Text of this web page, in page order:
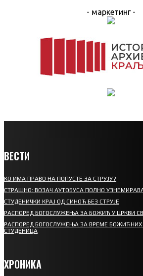
- маркетинг -
ВЕСТИ
КО ИМА ПРАВО НА ПОПУСТЕ ЗА СТРУЈУ?
СТРАШНО: ВОЗАЧ АУТОБУСА ПОЛНО
СТУДЕНИЧКИ КРАЈ ОД СИНОЋ БЕЗ СТРУЈЕ
РАСПОРЕД БОГОСЛУЖЕЊА ЗА БОЖИЋ У ЦРКВИ
РАСПОРЕД БОГОСЛУЖЕЊА ЗА ВРЕМЕ
СТУДЕНИЦА
ХРОНИКА